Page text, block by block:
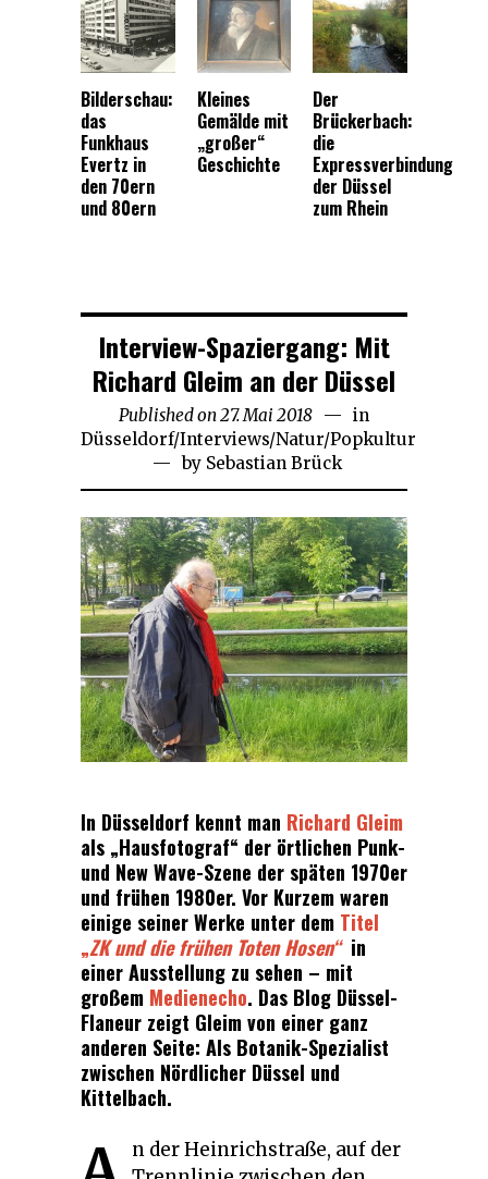
Bilderschau:
das
Funkhaus
Evertz in
den 70ern
und 80ern
Kleines
Gemälde mit
„großer“
Geschichte
Der
Brückerbach:
die
Expressverbindung
der Düssel
zum Rhein
Interview-Spaziergang: Mit
Richard Gleim an der Düssel
Published on27. Mai 2018 30.
Juli
2019
in
Düsseldorf/Interviews/Natur/Popkultur
by Sebastian Brück
In Düsseldorf kennt man Richard Gleim
als „Hausfotograf“ der örtlichen Punk-
und New Wave-Szene der späten 1970er
und frühen 1980er. Vor Kurzem waren
einige seiner Werke unter dem Titel
„ZK und die frühen Toten Hosen“ in
einer Ausstellung zu sehen – mit
großem Medienecho. Das Blog Düssel-
Flaneur zeigt Gleim von einer ganz
anderen Seite: Als Botanik-Spezialist
zwischen Nördlicher Düssel und
Kittelbach.
n der Heinrichstraße, auf der